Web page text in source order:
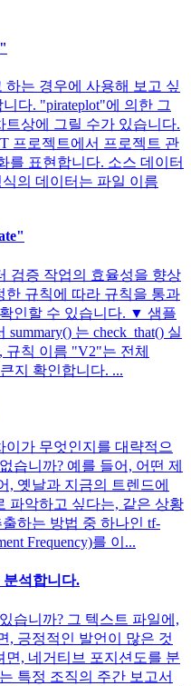
는 경우에 사용해 보고 싶
다. "pirateplot"에 의한 그
상에 그릴 수가 있습니다.
프로젝트에서 프로젝트 관
를 표현합니다. 소스 데이터
의 데이터는 파일 이름
검증 작업의 효율성을 향상
한 규칙에 따라 규칙을 통과
인할 수 있습니다. ▼ 샘플
는 check_that() 실
규칙 이름 "V2"는 전체
지 확인합니다. ...
이가 무엇인지를 대략적으
습니까? 예를 들어, 어떤 제
, 옛날과 지금의 트렌드에
파악하고 싶다는, 같은 상황
하는 방법 중 하나인 tf-
Frequency)를 이...
분석합니다.
습니까? 그 텍스트 파일에,
, 긍정적인 발언이 많은 것
, 네거티브 포지션도를 분
특정 조직의 주간 보고서